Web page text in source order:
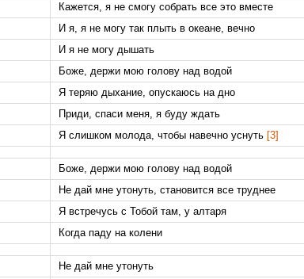
Кажется, я не смогу собрать все это вместе
И я, я не могу так плыть в океане, вечно
И я не могу дышать
Боже, держи мою голову над водой
Я теряю дыхание, опускаюсь на дно
Приди, спаси меня, я буду ждать
Я слишком молода, чтобы навечно уснуть [3]
Боже, держи мою голову над водой
Не дай мне утонуть, становится все труднее
Я встречусь с Тобой там, у алтаря
Когда паду на колени
Не дай мне утонуть